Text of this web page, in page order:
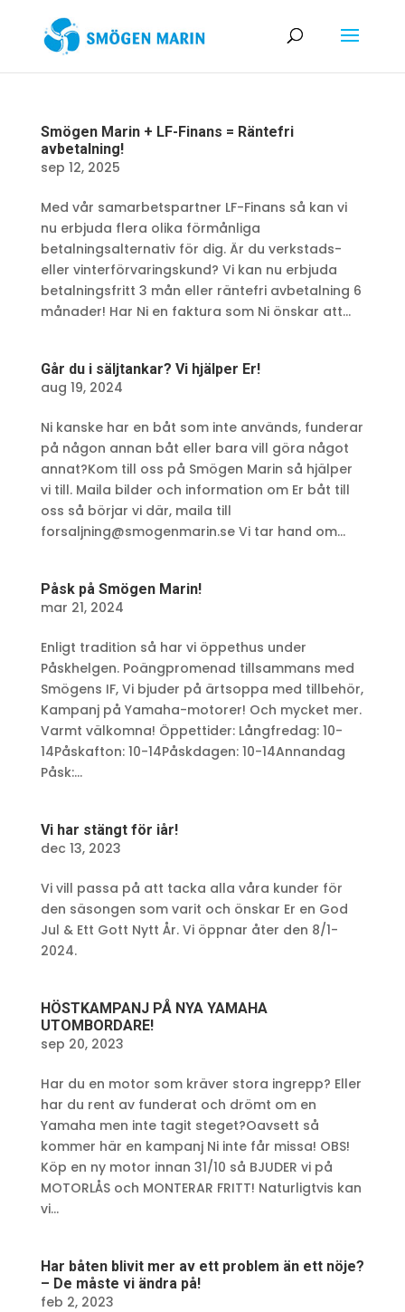
Smögen Marin + LF-Finans = Räntefri
avbetalning!
sep 12, 2025
Med vår samarbetspartner LF-Finans så kan vi
nu erbjuda flera olika förmånliga
betalningsalternativ för dig. Är du verkstads-
eller vinterförvaringskund? Vi kan nu erbjuda
betalningsfritt 3 mån eller räntefri avbetalning 6
månader! Har Ni en faktura som Ni önskar att...
Går du i säljtankar? Vi hjälper Er!
aug 19, 2024
Ni kanske har en båt som inte används, funderar
på någon annan båt eller bara vill göra något
annat?Kom till oss på Smögen Marin så hjälper
vi till. Maila bilder och information om Er båt till
oss så börjar vi där, maila till
forsaljning@smogenmarin.se Vi tar hand om...
Påsk på Smögen Marin!
mar 21, 2024
Enligt tradition så har vi öppethus under
Påskhelgen. Poängpromenad tillsammans med
Smögens IF, Vi bjuder på ärtsoppa med tillbehör,
Kampanj på Yamaha-motorer! Och mycket mer.
Varmt välkomna! Öppettider: Långfredag: 10-
14Påskafton: 10-14Påskdagen: 10-14Annandag
Påsk:...
Vi har stängt för iår!
dec 13, 2023
Vi vill passa på att tacka alla våra kunder för
den säsongen som varit och önskar Er en God
Jul & Ett Gott Nytt År. Vi öppnar åter den 8/1-
2024.
HÖSTKAMPANJ PÅ NYA YAMAHA
UTOMBORDARE!
sep 20, 2023
Har du en motor som kräver stora ingrepp? Eller
har du rent av funderat och drömt om en
Yamaha men inte tagit steget?Oavsett så
kommer här en kampanj Ni inte får missa! OBS!
Köp en ny motor innan 31/10 så BJUDER vi på
MOTORLÅS och MONTERAR FRITT! Naturligtvis kan
vi...
Har båten blivit mer av ett problem än ett nöje?
– De måste vi ändra på!
feb 2, 2023